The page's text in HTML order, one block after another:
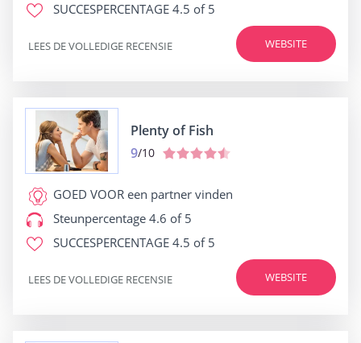
SUCCESPERCENTAGE 4.5 of 5
WEBSITE
LEES DE VOLLEDIGE RECENSIE
Plenty of Fish
9/10
GOED VOOR een partner vinden
Steunpercentage 4.6 of 5
SUCCESPERCENTAGE 4.5 of 5
WEBSITE
LEES DE VOLLEDIGE RECENSIE